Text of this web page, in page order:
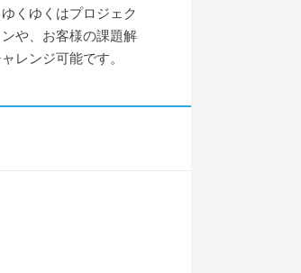
くゆくはプロジェク
や、お客様の課題解
レンジ可能です。